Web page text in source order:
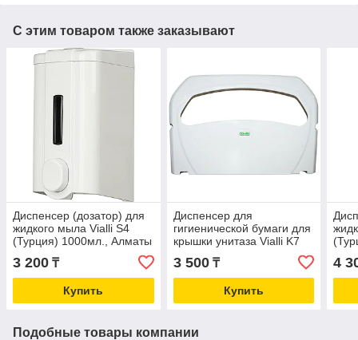
С этим товаром также заказывают
Диспенсер (дозатор) для
жидкого мыла Vialli S4
(Турция) 1000мл., Алматы
3 200 ₸
Купить
Диспенсер для
гигиенической бумаги для
крышки унитаза Vialli K7
3 500₸
Купить
4
Подобные товары компании